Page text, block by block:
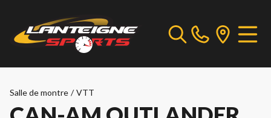
Salle de montre / VTT